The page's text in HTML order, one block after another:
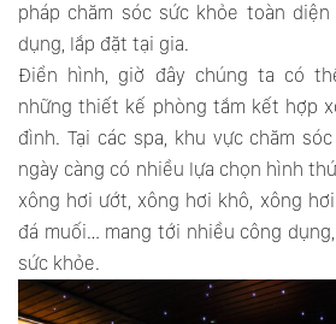
pháp chăm sóc sức khỏe toàn
dụng, lắp đặt tại gia.
Điển hình, giờ đây chúng ta có
những thiết kế phòng tắm kết hợp
đình. Tại các spa, khu vực chăm
ngày càng có nhiều lựa chọn hình
xông hơi ướt, xông hơi khô, xông
đá muối… mang tới nhiều công
sức khỏe.